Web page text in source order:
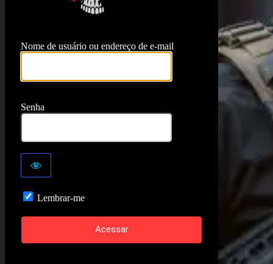
Nome de usuário ou endereço de e-mail
Senha
Lembrar-me